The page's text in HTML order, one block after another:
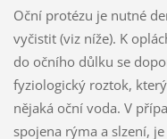
Oční protézu je nutné
vyčistit (viz níže). K
do očního důlku se
fyziologický roztok,
nějaká oční voda. V
spojena rýma a slzení,